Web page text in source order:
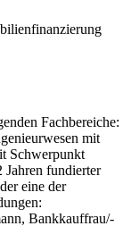
Fachbereiche:
mit
Schwerpunkt
Jahren fundierter
eine der
Bankkauffrau/-